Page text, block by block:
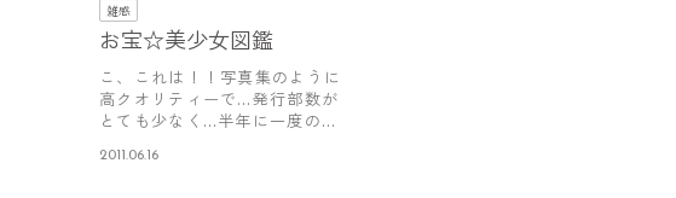
雑感
お宝☆美少女図鑑
こ、これは！！写真集のように
高クオリティーで…発行部数が
とても少なく…半年に一度の配
2011.06.16